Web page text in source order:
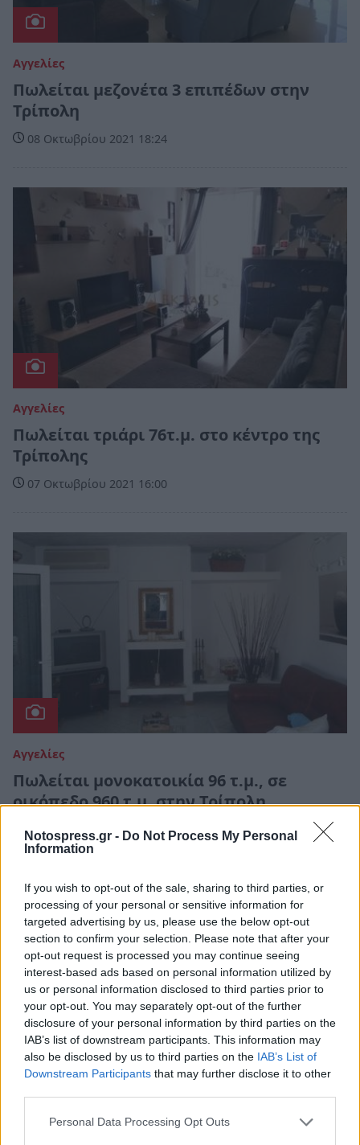
Notospress.gr - Do Not Process My Personal
Information
If you wish to opt-out of the sale, sharing to third parties, or
processing of your personal or sensitive information for
targeted advertising by us, please use the below opt-out
section to confirm your selection. Please note that after your
opt-out request is processed you may continue seeing
interest-based ads based on personal information utilized by
us or personal information disclosed to third parties prior to
your opt-out. You may separately opt-out of the further
disclosure of your personal information by third parties on the
IAB’s list of downstream participants. This information may
also be disclosed by us to third parties on the IAB’s List of
Downstream Participants that may further disclose it to other
Personal Data Processing Opt Outs
Αγγελίες
Πωλείται μεζονέτα 3 επιπέδων στην
Τρίπολη
08 Οκτωβρίου 2021 18:24
Αγγελίες
Πωλείται τριάρι 76τ.μ. στο κέντρο της
Τρίπολης
07 Οκτωβρίου 2021 16:00
Αγγελίες
Πωλείται μονοκατοικία 96 τ.μ., σε
οικόπεδο 960 τ.μ. στην Τρίπολη
06 Οκτωβρίου 2021 14:50
Αγγελίες
Πωλείται δυάρι 59τμ στην Τρίπολη